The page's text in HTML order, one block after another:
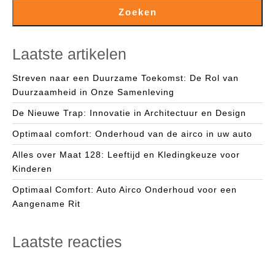
Zoeken
Laatste artikelen
Streven naar een Duurzame Toekomst: De Rol van
Duurzaamheid in Onze Samenleving
De Nieuwe Trap: Innovatie in Architectuur en Design
Optimaal comfort: Onderhoud van de airco in uw auto
Alles over Maat 128: Leeftijd en Kledingkeuze voor
Kinderen
Optimaal Comfort: Auto Airco Onderhoud voor een
Aangename Rit
Laatste reacties